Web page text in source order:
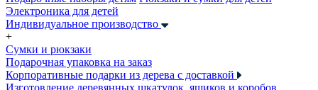
Электроника для детей
Индивидуальное производство
+
Сумки и рюкзаки
Подарочная упаковка на заказ
Корпоративные подарки из дерева с доставкой
Изготовление деревянных шкатулок, ящиков и коробов